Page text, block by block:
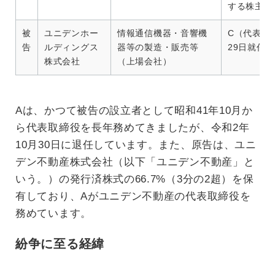
する株主。
被
告
ユニデンホー
ルディングス
株式会社
情報通信機器・音響機
器等の製造・販売等
（上場会社）
C（代表取
29日就任
Aは、かつて被告の設立者として昭和41年10月か
ら代表取締役を長年務めてきましたが、令和2年
10月30日に退任しています。また、原告は、ユニ
デン不動産株式会社（以下「ユニデン不動産」と
いう。）の発行済株式の66.7%（3分の2超）を保
有しており、Aがユニデン不動産の代表取締役を
務めています。
紛争に至る経緯